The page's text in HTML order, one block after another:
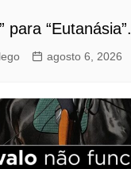
para “Eutanásia”.
agosto 6, 2026